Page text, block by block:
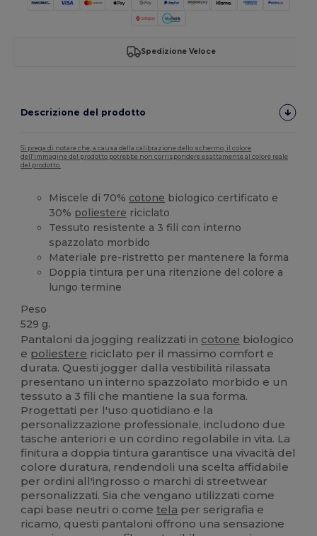
Spedizione Veloce
Descrizione del prodotto
Si prega di notare che, a causa della calibrazione dello schermo, il colore
dell'immagine del prodotto potrebbe non corrispondere esattamente al colore reale
del prodotto.
Miscele di 70% cotone biologico certificato e
30% poliestere riciclato
Tessuto resistente a 3 fili con interno
spazzolato morbido
Materiale pre-ristretto per mantenere la forma
Doppia tintura per una ritenzione del colore a
lungo termine
Peso
529 g.
Pantaloni da jogging realizzati in cotone biologico
e poliestere riciclato per il massimo comfort e
durata. Questi jogger dalla vestibilità rilassata
presentano un interno spazzolato morbido e un
tessuto a 3 fili che mantiene la sua forma.
Progettati per l'uso quotidiano e la
personalizzazione professionale, includono due
tasche anteriori e un cordino regolabile in vita. La
finitura a doppia tintura garantisce una vivacità del
colore duratura, rendendoli una scelta affidabile
per ordini all'ingrosso o marchi di streetwear
personalizzati. Sia che vengano utilizzati come
capi base neutri o cometela per serigrafia e
ricamo, questi pantaloni offrono una sensazione